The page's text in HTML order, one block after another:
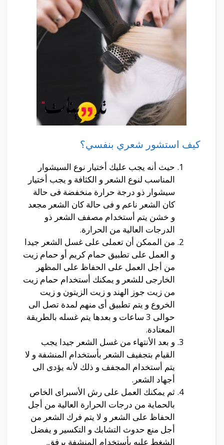
كيف استشور شعري بنفسي؟
حيث أنه يجب عليك أختيار نوع السيشوار
المناسب لنوع الشعر و الكثافة و يجب أختيار
سيشوار ذو درجة حرارة منخفضة فى حالة
كان الشعر ناعم و فى حالة كان الشعر مجعد
و خشن يتم أستخدام مصفف الشعر ذو
الدرجات العالية من الحرارة.
من الممكن أن تعملى على غسل الشعر جيدا
و العمل على تطبيق حمام كريم أو حمام زيت
من أجل العمل على الحفاظ على المظهر
الخارجى للشعر و يمكنك أستخدام حمام زيت
من زيت جوز الهند و زيت الزيتون و زيت
الخروع و يتم تطبيق أى منهم لمدة تصل الى
حوالى 3 ساعات و بعدها يتم غسله بالطريقة
المعتادة.
و بعد الأنتهاء من غسل الشعر جيدا يجب
القيام بتجفيف الشعر بأستخدام المنشفة و لا
يتم أستخدام المجفف و ذلك لأنه يؤدى الى
أجهاد الشعر.
ثم يمكنك العمل على رش الأسبراى الخاص
بالحماية من درجات الحرارة العالية من أجل
الحفاظ على الشعر و لا يتم فرك الشعر من
أجل منع حدوث التشابك و التكسير و يفضل
الشغط عليه بأستخدام المنشفة برفق.